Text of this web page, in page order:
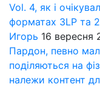
Vol. 4, як і
форматах 3LP та
Игорь 16 вересня
Пардон, певно
поділяються на
належи контент